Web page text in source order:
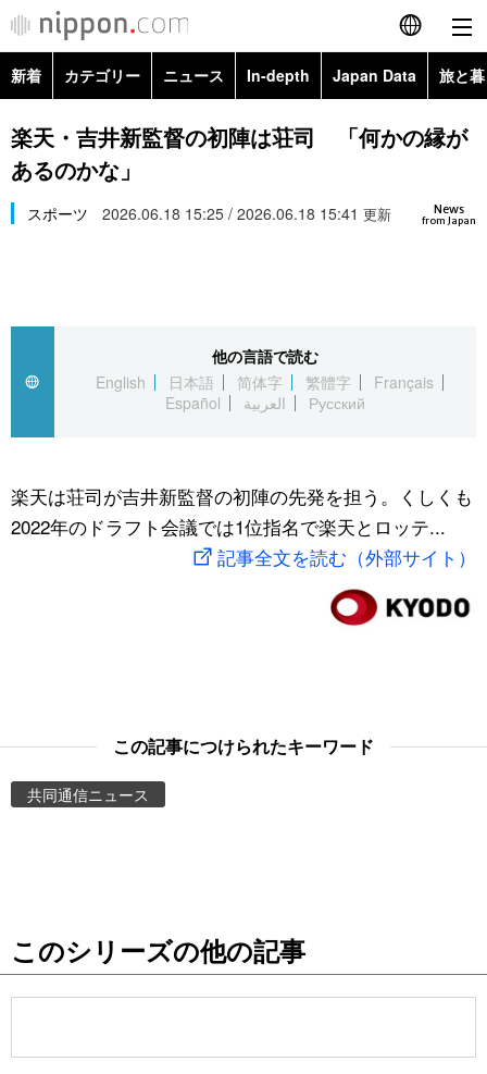
English
简体字
Русский
カテゴリー
経済・ビジネス
国際
文化
トップ
アーカイブ
In-depth
Japan Data
動画/Live
お知らせ
新着 カテゴリー ニュース In-depth Japan Data 旅と
政治・外交
経済・ビジネス
スポーツ・東京2020
Topics
楽天・吉井新監督の初陣は荘司 「何かの縁が
あるのかな」
News
from Japan
スポーツ 2026.06.18 15:25 / 2026.06.18 15:41 更新
他の言語で読む
English
日本語 简体字 繁體字
Français
Español
العربية Русский
楽天は荘司が吉井新監督の初陣の先発を担う。くしくも
2022年のドラフト会議では1位指名で楽天とロッテ...
記事全文を読む（外部サイト）
この記事につけられたキーワード
共同通信ニュース
このシリーズの他の記事